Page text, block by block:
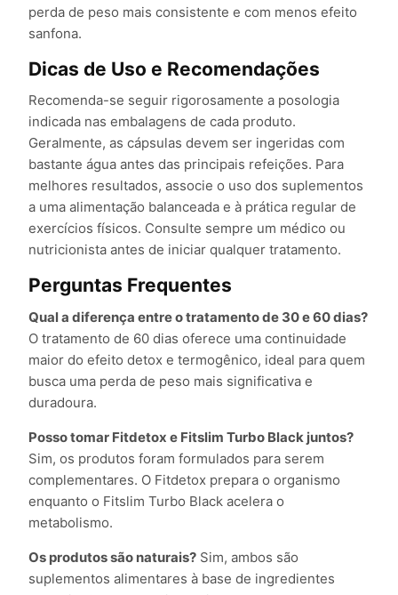
perda de peso mais consistente e com menos efeito
sanfona.
Dicas de Uso e Recomendações
Recomenda-se seguir rigorosamente a posologia
indicada nas embalagens de cada produto.
Geralmente, as cápsulas devem ser ingeridas com
bastante água antes das principais refeições. Para
melhores resultados, associe o uso dos suplementos
a uma alimentação balanceada e à prática regular de
exercícios físicos. Consulte sempre um médico ou
nutricionista antes de iniciar qualquer tratamento.
Perguntas Frequentes
Qual a diferença entre o tratamento de 30 e 60 dias?
O tratamento de 60 dias oferece uma continuidade
maior do efeito detox e termogênico, ideal para quem
busca uma perda de peso mais significativa e
duradoura.
Posso tomar Fitdetox e Fitslim Turbo Black juntos?
Sim, os produtos foram formulados para serem
complementares. O Fitdetox prepara o organismo
enquanto o Fitslim Turbo Black acelera o
metabolismo.
Os produtos são naturais? Sim, ambos são
suplementos alimentares à base de ingredientes